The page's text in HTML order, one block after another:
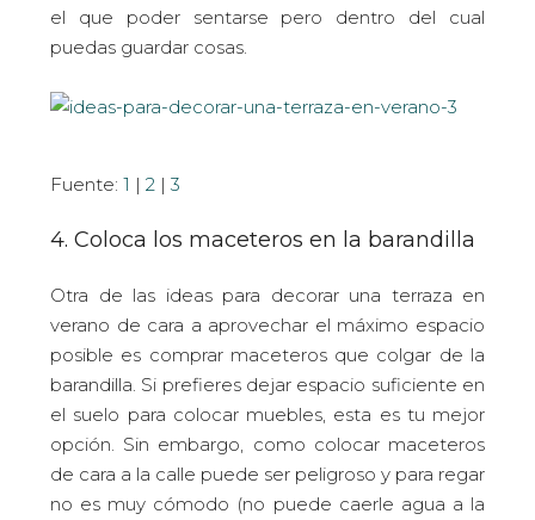
el que poder sentarse pero dentro del cual
puedas guardar cosas.
Fuente: 1 | 2 | 3
4. Coloca los maceteros en la barandilla
Otra de las ideas para decorar una terraza en
verano de cara a aprovechar el máximo espacio
posible es comprar maceteros que colgar de la
barandilla. Si prefieres dejar espacio suficiente en
el suelo para colocar muebles, esta es tu mejor
opción. Sin embargo, como colocar maceteros
de cara a la calle puede ser peligroso y para regar
no es muy cómodo (no puede caerle agua a la